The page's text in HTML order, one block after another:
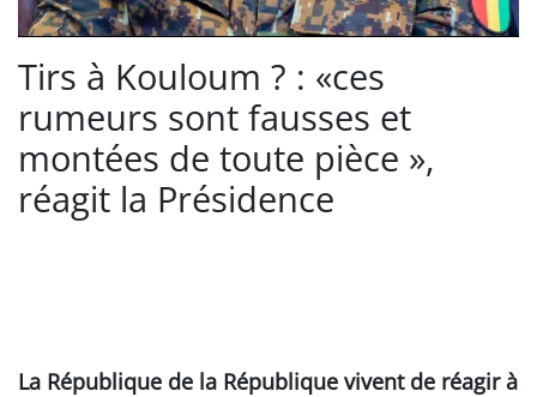
Tirs à Kouloum ? : «ces
rumeurs sont fausses et
montées de toute pièce »,
réagit la Présidence
La République de la République vivent de réagir à